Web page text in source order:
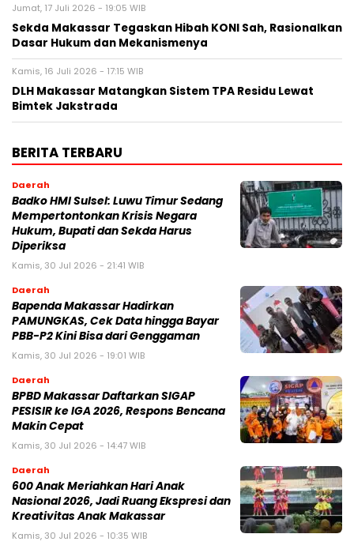
Jumat, 17 Juli 2026 - 19:05 WIB
Sekda Makassar Tegaskan Hibah KONI Sah, Rasionalkan
Dasar Hukum dan Mekanismenya
Kamis, 16 Juli 2026 - 17:15 WIB
DLH Makassar Matangkan Sistem TPA Residu Lewat
Bimtek Jakstrada
BERITA TERBARU
Daerah
Badko HMI Sulsel: Luwu Timur Sedang
Mempertontonkan Krisis Negara
Hukum, Bupati dan Sekda Harus
Diperiksa
Kamis, 30 Jul 2026 - 21:41 WIB
Daerah
Bapenda Makassar Hadirkan
PAMUNGKAS, Cek Data hingga Bayar
PBB-P2 Kini Bisa dari Genggaman
Kamis, 30 Jul 2026 - 19:01 WIB
Daerah
BPBD Makassar Daftarkan SIGAP
PESISIR ke IGA 2026, Respons Bencana
Makin Cepat
Kamis, 30 Jul 2026 - 14:47 WIB
Daerah
600 Anak Meriahkan Hari Anak
Nasional 2026, Jadi Ruang Ekspresi dan
Kreativitas Anak Makassar
Kamis, 30 Jul 2026 - 10:35 WIB